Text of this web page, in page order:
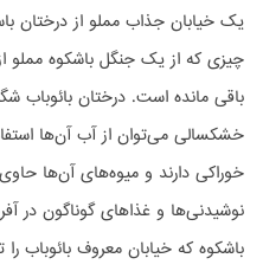
یک خیابان جذاب مملو از درختان
چیزی که از یک جنگل باشکوه مملو
باقی مانده است. درختان
خشکسالی می‌توان از آب آن‌ها
خوراکی دارند و میوه‌های آن‌ها
نوشیدنی‌ها و غذاهای گوناگون در